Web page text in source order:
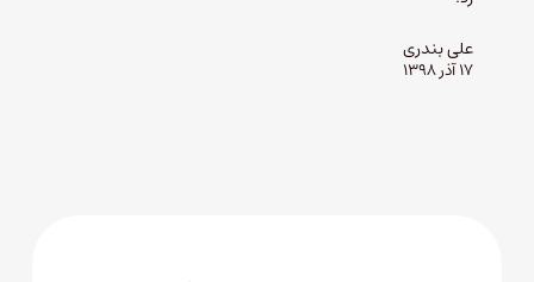
علی بندری
۱۷ آذر ۱۳۹۸